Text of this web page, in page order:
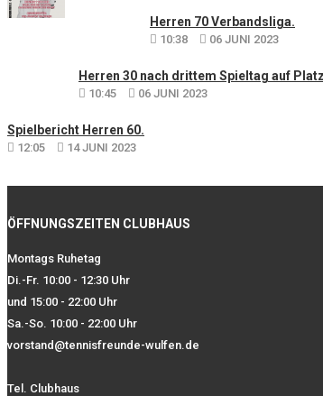
Herren 70 Verbandsliga.
10:38 06 JUNI 2023
Herren 30 nach drittem Spieltag auf
10:45 06 JUNI 2023
Spielbericht Herren 60.
12:05 14 JUNI 2023
ÖFFNUNGSZEITEN CLUBHAUS
Montags Ruhetag
Di.-Fr. 10:00 - 12:30 Uhr
und 15:00 - 22:00 Uhr
Sa.-So. 10:00 - 22:00 Uhr
vorstand@tennisfreunde-wulfen.de
Tel. Clubhaus